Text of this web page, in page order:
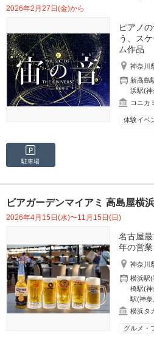
2026年2月27日(金)から
ピアノ
う、ス
ム作品
神奈川
新高島
浜駅(
コニカ
体験イベ
駐車場
ビアガーデンマイアミ 高島屋横
2026年4月15日(水)〜11月15日(日)
名古屋
年の営
神奈川
横浜駅
橋駅(
駅(神奈
横浜タ
グルメ・